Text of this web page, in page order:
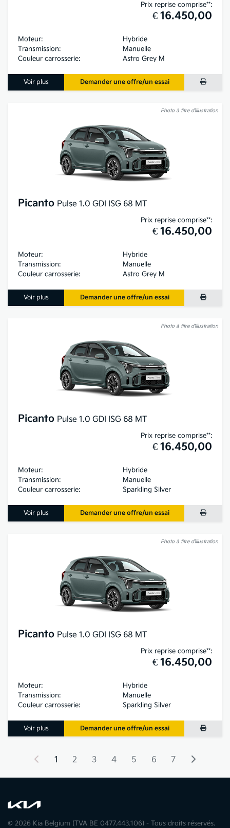
Prix reprise comprise**:
€ 16.450,00
Moteur:
Hybride
Transmission:
Manuelle
Couleur carrosserie:
Astro Grey M
Voir plus Demander une offre/un essai
Photo à titre d’illustration
Picanto Pulse 1.0 GDI ISG 68 MT
Prix reprise comprise**:
€ 16.450,00
Moteur:
Hybride
Transmission:
Manuelle
Couleur carrosserie:
Astro Grey M
Voir plus Demander une offre/un essai
Photo à titre d’illustration
Picanto Pulse 1.0 GDI ISG 68 MT
Prix reprise comprise**:
€ 16.450,00
Moteur:
Hybride
Transmission:
Manuelle
Couleur carrosserie:
Sparkling Silver
Voir plus Demander une offre/un essai
Photo à titre d’illustration
Picanto Pulse 1.0 GDI ISG 68 MT
Prix reprise comprise**:
€ 16.450,00
Moteur:
Hybride
Transmission:
Manuelle
Couleur carrosserie:
Sparkling Silver
Voir plus Demander une offre/un essai
1 2 3 4 5 6 7
© 2026 Kia Belgium (TVA BE 0477.443.106) - Tous droits réservés.